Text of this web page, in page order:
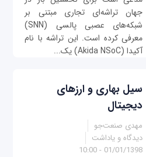
جهان تراشه‌ای تجاری مبتنی بر
شبکه‌های عصبی پالسی (SNN)
معرفی کرده‌ است. این تراشه با نام
آکیدا (Akida NSoC) یک...
سیل بهاری و ارزهای
دیجیتال
مهدی صنعت‌جو
دیدگاه و یاداشت
01/01/1398 - 10:00